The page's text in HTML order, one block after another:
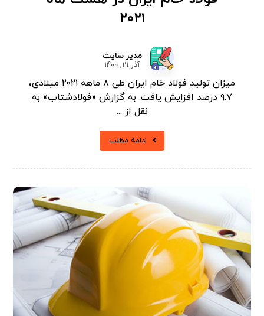
۲۰۲۱
مدیر سایت
آذر ۲۱, ۱۴۰۰
میزان تولید فولاد خام ایران طی ۸ ماهه ۲۰۲۱ میلادی،
۹.۷ درصد افزایش یافت. به گزارش «فولادشتاب» به
نقل از ...
ادامه مطلب